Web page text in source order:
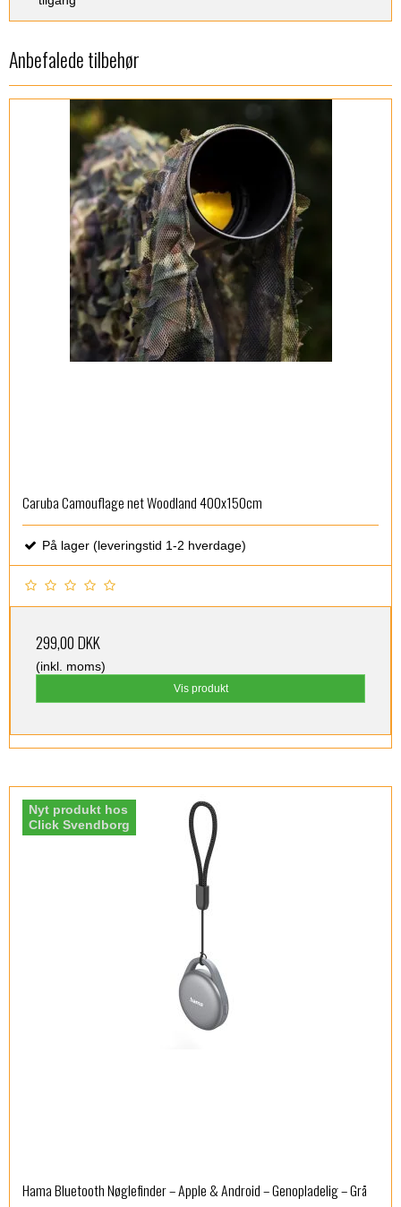
Anbefalede tilbehør
Caruba Camouflage net Woodland 400x150cm
På lager (leveringstid 1-2 hverdage)
299,00 DKK
(inkl. moms)
Vis produkt
Nyt produkt hos
Click Svendborg
Hama Bluetooth Nøglefinder – Apple & Android – Genopladelig – Grå